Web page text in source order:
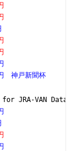
47760円
389390円
6610円
15030円
11650円
9750円
神戸新聞杯
] for JRA-VAN Data
5530円
5900円
32380円
9800円